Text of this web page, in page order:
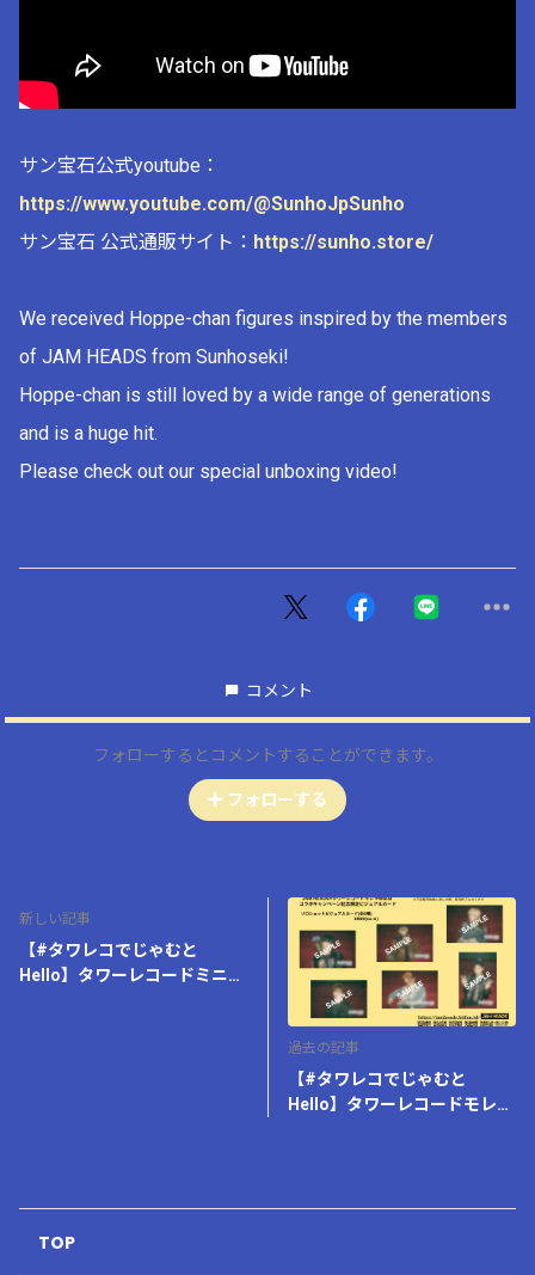
サン宝石公式youtube：
https://www.youtube.com/@SunhoJpSunho
サン宝石 公式通販サイト： https://sunho.store/
We received Hoppe-chan figures inspired by the members
of JAM HEADS from Sunhoseki!
Hoppe-chan is still loved by a wide range of generations
and is a huge hit.
Please check out our special unboxing video!
コメント
フォローするとコメントすることができます。
フォローする
新しい記事
【#タワレコでじゃむと
Hello】タワーレコードミニビ
過去の記事
【#タワレコでじゃむと
Hello】タワーレコードモレラ
TOP